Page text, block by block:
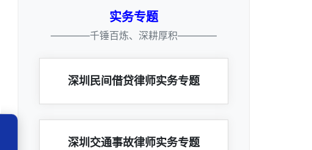
实务专题
————千锤百炼、深耕厚积————
深圳民间借贷律师实务专题
深圳交通事故律师实务专题